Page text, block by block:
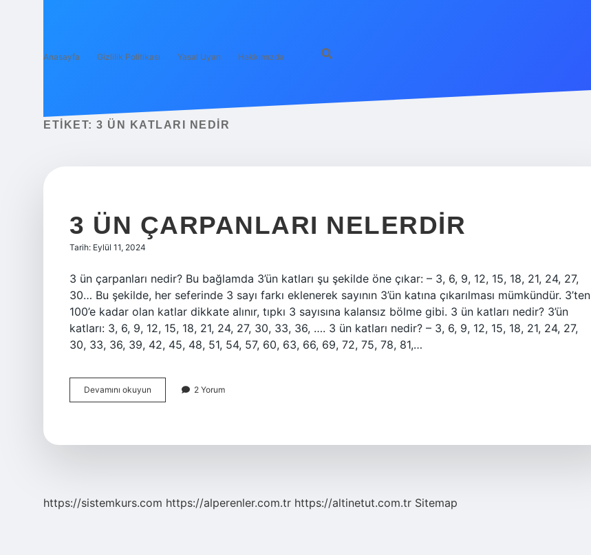
Anasayfa Gizlilik Politikası Yasal Uyarı Hakkımızda
ETIKET: 3 ÜN KATLARI NEDIR
3 ÜN ÇARPANLARI NELERDIR
Tarih: Eylül 11, 2024
3 ün çarpanları nedir? Bu bağlamda 3’ün katları şu şekilde öne çıkar: – 3, 6, 9, 12, 15, 18, 21, 24, 27,
30… Bu şekilde, her seferinde 3 sayı farkı eklenerek sayının 3’ün katına çıkarılması mümkündür. 3’ten
100’e kadar olan katlar dikkate alınır, tıpkı 3 sayısına kalansız bölme gibi. 3 ün katları nedir? 3’ün
katları: 3, 6, 9, 12, 15, 18, 21, 24, 27, 30, 33, 36, …. 3 ün katları nedir? – 3, 6, 9, 12, 15, 18, 21, 24, 27,
30, 33, 36, 39, 42, 45, 48, 51, 54, 57, 60, 63, 66, 69, 72, 75, 78, 81,…
Devamını okuyun
Ün
2 Yorum
https://sistemkurs.com https://alperenler.com.tr https://altinetut.com.tr Sitemap